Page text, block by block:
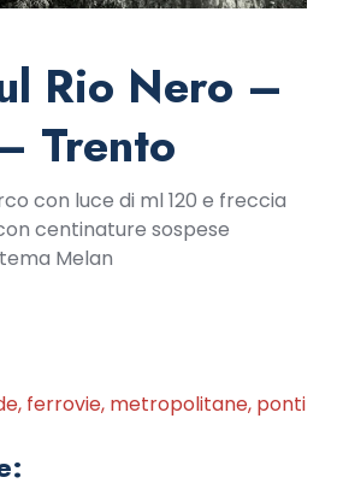
Rio Nero –
Trento
con luce di ml 120 e freccia
centinature sospese
Melan
ferrovie, metropolitane, ponti